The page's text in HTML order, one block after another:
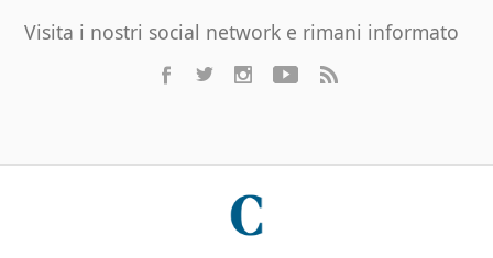
Visita i nostri social network e rimani informato